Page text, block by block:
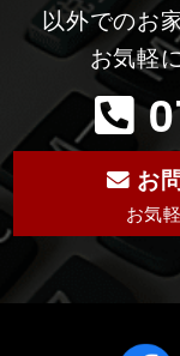
以外でのお
お気軽
お
お気